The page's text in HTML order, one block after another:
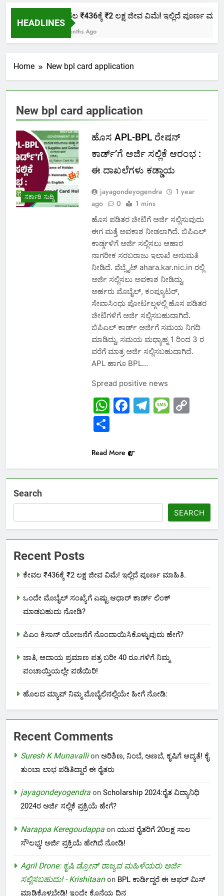
HEADLINES
ಕೇವಲ ₹436ಕ್ಕೆ ₹2 ಲಕ್ಷ ಜೀವ ವಿಮೆ! ಇಲ್ಲಿದೆ ಪೂರ್ಣ
2 Months Ago
Home New bpl card application
New bpl card application
ಸರ್ಕಾರಿ ಸುದ್ದಿ
ಹೊಸ APL-BPL ರೇಷನ್
ಕಾರ್ಡ್’ಗೆ ಅರ್ಜಿ ಸಲ್ಲಿಕೆ ಆರಂಭ :
ಈ ದಾಖಲೆಗಳು ಕಡ್ಡಾಯ
jayagondeyogendra
1 year
ago
0 1 mins
ಹೊಸ ಪಡಿತರ ಚೀಟಿಗೆ ಅರ್ಜಿ ಸಲ್ಲಿಸುವುದು
ಈಗ ಮತ್ತೆ ಅವಕಾಶ ನೀಡಲಾಗಿದೆ. ಬಿಪಿಎಲ್
ಕಾರ್ಡ್ಗಳಿಗೆ ಅರ್ಜಿ ಸಲ್ಲಿಸಲು ಆಹಾರ
ನಾಗರೀಕ ಸರಬರಾಜು ಇಲಾಖೆ ಅನುಮತಿ
ನೀಡಿದೆ. ವೆಬ್ಸೈಟ್ ahara.kar.nic.in ರಲ್ಲಿ
ಅರ್ಜಿ ಸಲ್ಲಿಸಲು ಅವಕಾಶ ನೀಡಿದ್ದು,
ಅರ್ಹರು ಮೊಬೈಲ್, ಕಂಪ್ಯೂಟರ್,
ಸೇವಾಸಿಂಧು ಪೋರ್ಟಲ್ಗಳಲ್ಲಿ ಹೊಸ ಪಡಿತರ
ಚೀಟಿಗಳಿಗೆ ಅರ್ಜಿ ಸಲ್ಲಿಸಬಹುದಾಗಿದೆ.
ಬಿಪಿಎಲ್ ಕಾರ್ಡ್ ಅರ್ಜಿಗೆ ಸಮಯ ನಿಗದಿ
ಮಾಡಿದ್ದು, ಸಮಯ ಮಧ್ಯಾಹ್ನ 1 ರಿಂದ 3 ರ
ವರೆಗೆ ಮಾತ್ರ ಅರ್ಜಿ ಸಲ್ಲಿಸಬಹುದಾಗಿದೆ.
APL ಹಾಗೂ BPL…
Spread positive news
WhatsApp
Facebook
Telegram
Share
Read More
Search
SEARCH
Recent Posts
ಕೇವಲ ₹436ಕ್ಕೆ ₹2 ಲಕ್ಷ ಜೀವ ವಿಮೆ! ಇಲ್ಲಿದೆ ಪೂರ್ಣ ಮಾಹಿತಿ.
ಒಂದೇ ಮೊಬೈಲ್ ಸಂಖ್ಯೆಗೆ ಎಷ್ಟು ಆಧಾರ್ ಕಾರ್ಡ್ ಲಿಂಕ್
ಮಾಡಬಹುದು ನೋಡಿ?
ಪಿಎಂ ಕಿಸಾನ್ ಯೋಜನೆಗೆ ನೊಂದಾಯಿಸಿಕೊಳ್ಳುವುದು ಹೇಗೆ?
ಜಾತಿ, ಆದಾಯ ಪ್ರಮಾಣ ಪತ್ರ ಬರೀ 40 ರೂ.ಗಳಿಗೆ ನಿಮ್ಮ
ಪಂಚಾಯ್ತಿಯಲ್ಲೇ ಪಡೆಯಿರಿ!
ಹೊಲದ ಮ್ಯಾಪ್ ನಿಮ್ಮ ಮೊಬೈಲಿನಲ್ಲಿಯೇ ಹೀಗೆ ನೋಡಿ:
Recent Comments
Suresh K Munavallion ಅರಿಶಿಣ, ನಿಂಬೆ, ಅಣಬೆ, ಕೃಷಿಗೆ ಆದ್ಯತೆ! ಕೈ
ತುಂಬಾ ಲಾಭ ಪಡಿತಿದ್ದಾರೆ ಈ ರೈತರು
jayagondeyogendra on Scholarship 2024:ರೈತ ವಿದ್ಯಾನಿಧಿ
2024ರ ಅರ್ಜಿ ಸಲ್ಲಿಕೆ ಪ್ರಕ್ರಿಯೆ ಹೇಗೆ?
Narappa Keregoudappa on ಯುವ ರೈತರಿಗೆ 20ಲಕ್ಷ ಸಾಲ
ಸೌಲಭ್ಯ! ಅರ್ಜಿ ಪ್ರಕ್ರಿಯೆ ಹೇಗಿದೆ ನೋಡಿ!
Agril Drone: ಕೃಷಿ ಡ್ರೋನ್ ರಾಜ್ಯದ ಮಹಿಳೆಯರು ಅರ್ಜಿ
ಸಲ್ಲಿಸಬಹುದು! - Krishitaanon BPL ಕಾರ್ಡಿದ್ದರೆ ಈ ಆಫರ್ ಮಿಸ್
ಮಾಡಿಕೊಳ್ಳಬೇಡಿ! ಇಂದೇ ಕೊನೆಯ ದಿನ